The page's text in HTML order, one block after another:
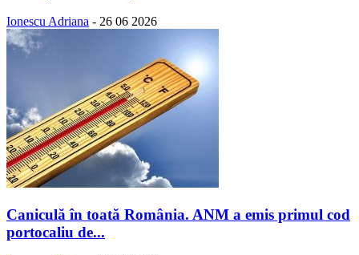
Ionescu Adriana - 26 06 2026
Caniculă în toată România. ANM a emis primul cod
portocaliu de...